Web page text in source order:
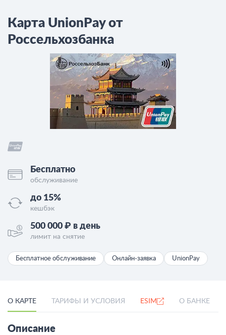
Карта UnionPay от
Россельхозбанка
Бесплатно
обслуживание
до 15%
кешбэк
500 000 ₽ в день
лимит на снятие
Бесплатное обслуживание Онлайн-заявка UnionPay
О КАРТЕ ТАРИФЫ И УСЛОВИЯ ESIM О БАНКЕ
Описание